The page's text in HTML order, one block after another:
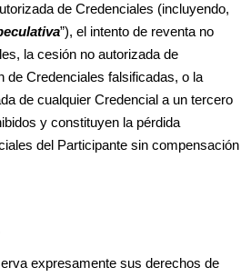
de Credenciales (incluyendo,
”), el intento de reventa no
la cesión no autorizada de
de Credenciales falsificadas, o la
de cualquier Credencial a un tercero
y constituyen la pérdida
del Participante sin compensación
expresamente sus derechos de